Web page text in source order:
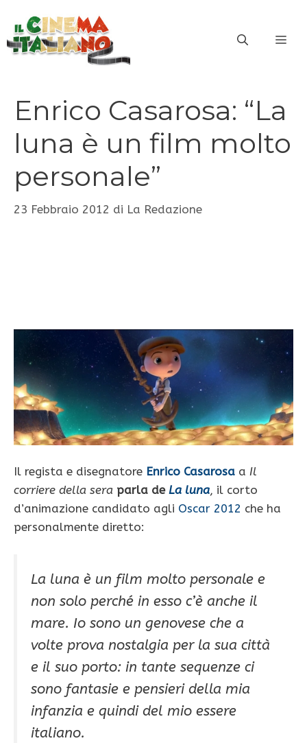
contenuto
Enrico Casarosa: “La
luna è un film molto
personale”
23 Febbraio 2012 di La Redazione
Il regista e disegnatore Enrico Casarosa a Il
corriere della sera parla de La luna, il corto
d’animazione candidato agli Oscar 2012 che ha
personalmente diretto:
La luna è un film molto personale e
non solo perché in esso c’è anche il
mare. Io sono un genovese che a
volte prova nostalgia per la sua città
e il suo porto: in tante sequenze ci
sono fantasie e pensieri della mia
infanzia e quindi del mio essere
italiano.